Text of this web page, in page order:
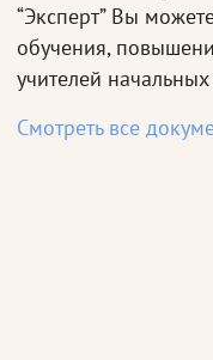
“Эксперт” Вы
обучения,
учителей
Смотреть все